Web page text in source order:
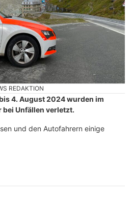
REDAKTION
4. August 2024 wurden im
Unfällen verletzt.
und den Autofahrern einige